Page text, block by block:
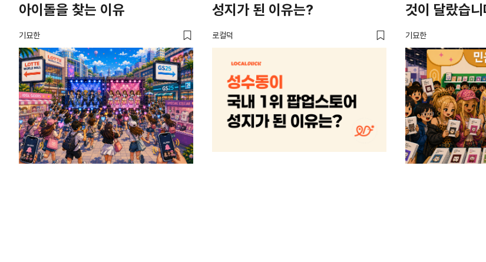
아이돌을 찾는 이유
기묘한
성지가 된 이유는?
로컬덕
것이 달랐습
기묘한